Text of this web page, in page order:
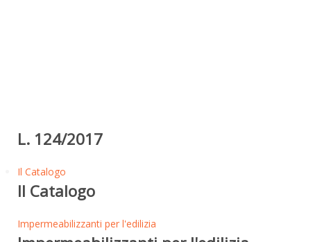
L. 124/2017
Il Catalogo
Il Catalogo
Impermeabilizzanti per l'edilizia